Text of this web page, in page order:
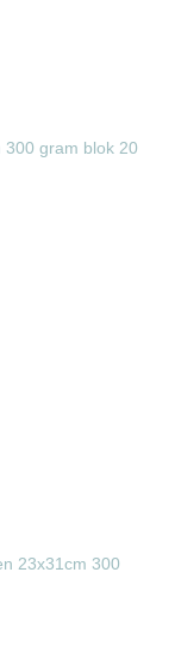
gram blok 20
23x31cm 300